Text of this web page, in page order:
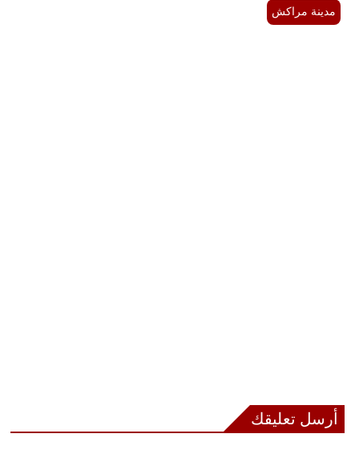
مدينة مراكش
أرسل تعليقك